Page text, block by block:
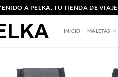
A PELKA. TU TIENDA DE VIAJE
INICIO MALETAS